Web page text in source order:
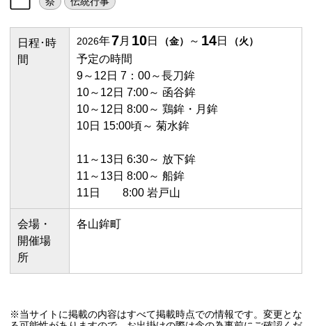
日程･時
間
2026年7月 10日 （金） ～ 14日 （火）
予定の時間
9～12日 7：00～長刀鉾
10～12日 7:00～ 函谷鉾
10～12日 8:00～ 鶏鉾・月鉾
10日 15:00頃～ 菊水鉾
11～13日 6:30～ 放下鉾
11～13日 8:00～ 船鉾
11日 8:00 岩戸山
会場・
開催場
所
各山鉾町
※当サイトに掲載の内容はすべて掲載時点での情報です。変更とな